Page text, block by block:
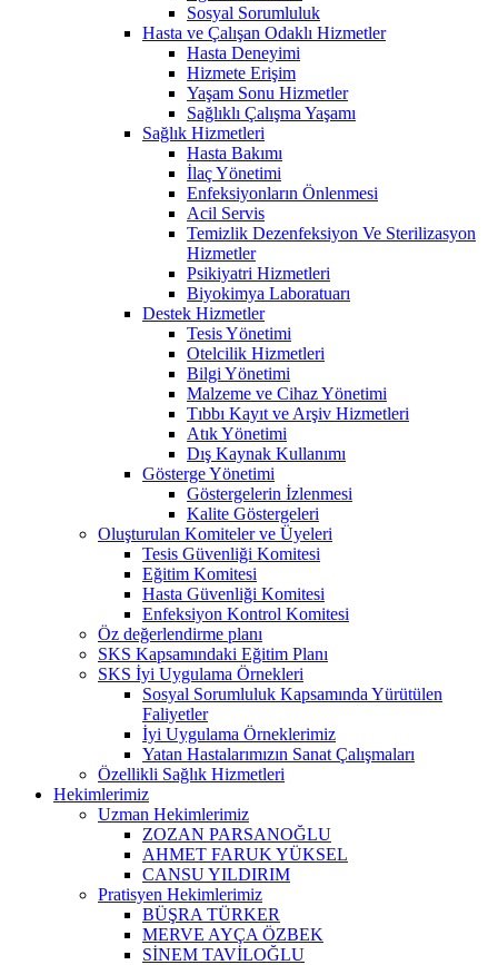
Sosyal Sorumluluk
Hasta ve Çalışan Odaklı Hizmetler
Hasta Deneyimi
Hizmete Erişim
Yaşam Sonu Hizmetler
Sağlıklı Çalışma Yaşamı
Sağlık Hizmetleri
Hasta Bakımı
İlaç Yönetimi
Enfeksiyonların Önlenmesi
Acil Servis
Temizlik Dezenfeksiyon Ve Sterilizasyon
Hizmetler
Psikiyatri Hizmetleri
Biyokimya Laboratuarı
Destek Hizmetler
Tesis Yönetimi
Otelcilik Hizmetleri
Bilgi Yönetimi
Malzeme ve Cihaz Yönetimi
Tıbbı Kayıt ve Arşiv Hizmetleri
Atık Yönetimi
Dış Kaynak Kullanımı
Gösterge Yönetimi
Göstergelerin İzlenmesi
Kalite Göstergeleri
Oluşturulan Komiteler ve Üyeleri
Tesis Güvenliği Komitesi
Eğitim Komitesi
Hasta Güvenliği Komitesi
Enfeksiyon Kontrol Komitesi
Öz değerlendirme planı
SKS Kapsamındaki Eğitim Planı
SKS İyi Uygulama Örnekleri
Sosyal Sorumluluk Kapsamında Yürütülen
Faliyetler
İyi Uygulama Örneklerimiz
Yatan Hastalarımızın Sanat Çalışmaları
Özellikli Sağlık Hizmetleri
Hekimlerimiz
Uzman Hekimlerimiz
ZOZAN PARSANOĞLU
AHMET FARUK YÜKSEL
CANSU YILDIRIM
Pratisyen Hekimlerimiz
BÜŞRA TÜRKER
MERVE AYÇA ÖZBEK
SİNEM TAVİLOĞLU